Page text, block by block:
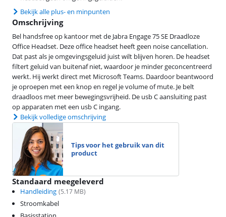
Bekijk alle plus- en minpunten
Omschrijving
Bel handsfree op kantoor met de Jabra Engage 75 SE Draadloze
Office Headset. Deze office headset heeft geen noise cancellation.
Dat past als je omgevingsgeluid juist wilt blijven horen. De headset
filtert geluid van buitenaf niet, waardoor je minder geconcentreerd
werkt. Hij werkt direct met Microsoft Teams. Daardoor beantwoord
je oproepen met een knop en regel je volume of mute. Je belt
draadloos met meer bewegingsvrijheid. De usb C aansluiting past
op apparaten met een usb C ingang.
Bekijk volledige omschrijving
Tips voor het gebruik van dit
product
Standaard meegeleverd
Handleiding (5.17 MB)
Stroomkabel